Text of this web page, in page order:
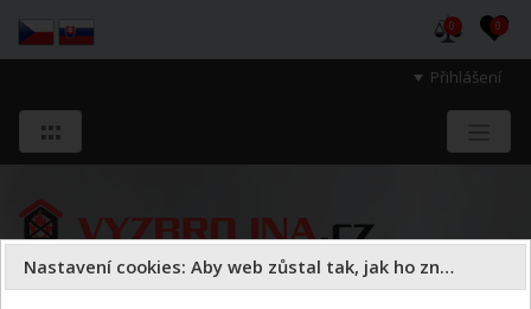
Přihlášení
0 0
Nastavení cookies: Aby web zůstal tak, jak ho znáte